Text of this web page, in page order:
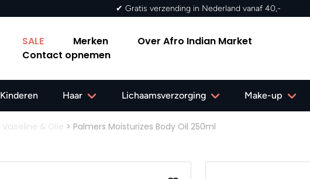
✔ Gratis verzending in Nederland vanaf 40,-
SALE Merken
Over Afro Indian Market
Contact opnemen
Kinderen Haar Lichaamsverzorging Make-up
Vaseline & Olie > Palmers Moisturizes Body Oil 250ml